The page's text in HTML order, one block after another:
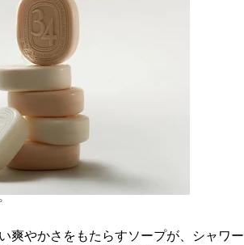
爽やかさをもたらすソープが、シャワー